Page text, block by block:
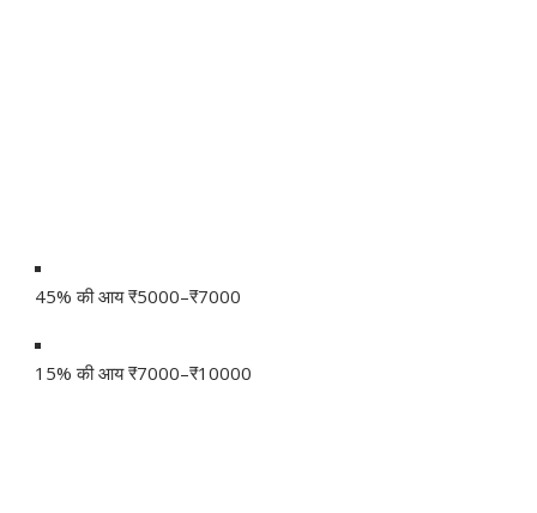
45% की आय ₹5000–₹7000
15% की आय ₹7000–₹10000